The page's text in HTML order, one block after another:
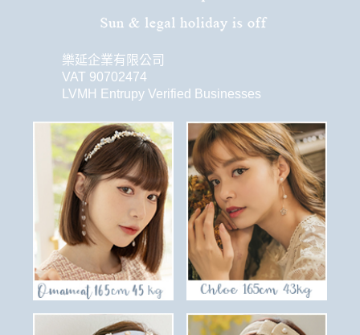
樂延企業有限公司
VAT 90702474
LVMH Entrupy Verified Businesses